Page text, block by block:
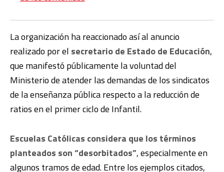
La organización ha reaccionado así al anuncio
realizado por el secretario de Estado de Educación,
que manifestó públicamente la voluntad del
Ministerio de atender las demandas de los sindicatos
de la enseñanza pública respecto a la reducción de
ratios en el primer ciclo de Infantil.
Escuelas Católicas considera que los términos
planteados son “desorbitados”, especialmente en
algunos tramos de edad. Entre los ejemplos citados,